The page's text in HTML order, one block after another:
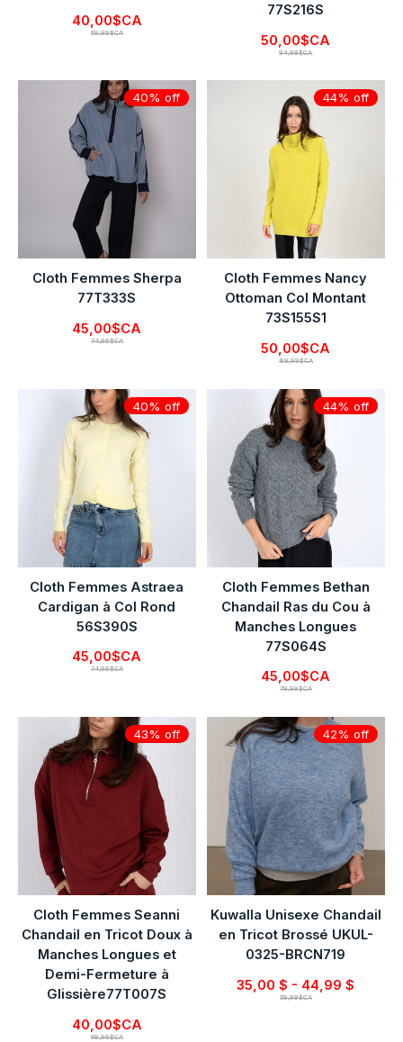
40,00$CA
69,99$CA
77S216S
50,00$CA
94,99$CA
40% off
Cloth Femmes Sherpa
77T333S
45,00$CA
74,99$CA
44% off
Cloth Femmes Nancy
Ottoman Col Montant
73S155S1
50,00$CA
89,99$CA
40% off
Cloth Femmes Astraea
Cardigan à Col Rond
56S390S
45,00$CA
74,99$CA
44% off
Cloth Femmes Bethan
Chandail Ras du Cou à
Manches Longues
77S064S
45,00$CA
79,99$CA
43% off
Cloth Femmes Seanni
Chandail en Tricot Doux à
Manches Longues et
Demi-Fermeture à
Glissière77T007S
40,00$CA
69,99$CA
42% off
Kuwalla Unisexe Chandail
en Tricot Brossé UKUL-
0325-BRCN719
35,00 $ - 44,99 $
59,99$CA